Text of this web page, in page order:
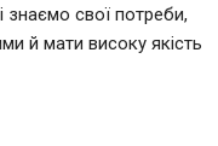
свої потреби,
й мати високу якість